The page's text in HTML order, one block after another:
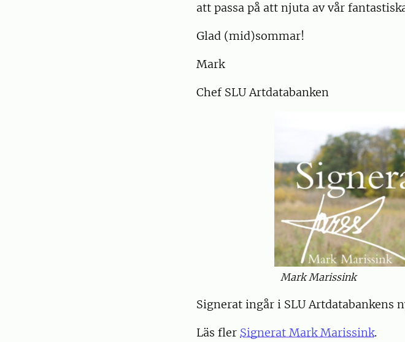
att passa på att njuta av vår
Glad (mid)sommar!
Mark
Chef SLU Artdatabanken
Mark Marissink
Signerat ingår i SLU Artdatabankens
Läs fler Signerat Mark Marissink.